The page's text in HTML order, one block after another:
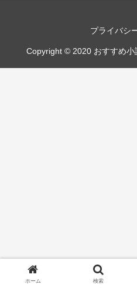
プライバシ
Copyright © 2020 おすすめ小
ホーム 検索